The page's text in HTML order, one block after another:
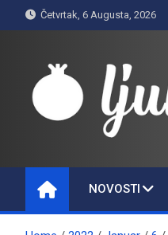
to
Četvrtak, 6 Augusta, 2026
Ljubušaci
NOVOSTI